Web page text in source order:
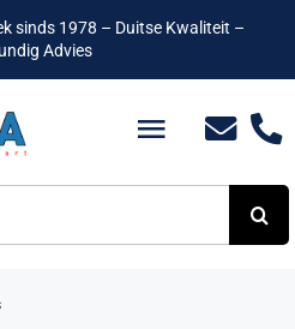
sinds 1978 – Duitse Kwaliteit –
Advies
Toggle